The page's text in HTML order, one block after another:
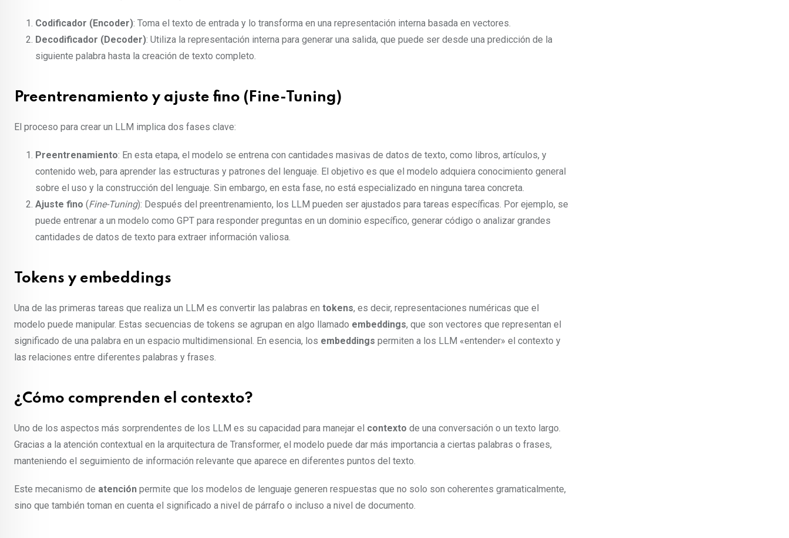
Codificador (Encoder): Toma el texto de entrada y lo transforma en una representación interna basada en vectores.
Decodificador (Decoder): Utiliza la representación interna para generar una salida, que puede ser desde una predicción de la
siguiente palabra hasta la creación de texto completo.
Preentrenamiento y ajuste fino (Fine-Tuning)
El proceso para crear un LLM implica dos fases clave:
Preentrenamiento: En esta etapa, el modelo se entrena con cantidades masivas de datos de texto, como libros, artículos, y
contenido web, para aprender las estructuras y patrones del lenguaje. El objetivo es que el modelo adquiera conocimiento general
sobre el uso y la construcción del lenguaje. Sin embargo, en esta fase, no está especializado en ninguna tarea concreta.
Ajuste fino (Fine-Tuning): Después del preentrenamiento, los LLM pueden ser ajustados para tareas específicas. Por ejemplo, se
puede entrenar a un modelo como GPT para responder preguntas en un dominio específico, generar código o analizar grandes
cantidades de datos de texto para extraer información valiosa.
Tokens y embeddings
Una de las primeras tareas que realiza un LLM es convertir las palabras en tokens, es decir, representaciones numéricas que el
modelo puede manipular. Estas secuencias de tokens se agrupan en algo llamado embeddings, que son vectores que representan el
significado de una palabra en un espacio multidimensional. En esencia, los embeddings permiten a los LLM «entender» el contexto y
las relaciones entre diferentes palabras y frases.
¿Cómo comprenden el contexto?
Uno de los aspectos más sorprendentes de los LLM es su capacidad para manejar el contexto de una conversación o un texto largo.
Gracias a la atención contextual en la arquitectura de Transformer, el modelo puede dar más importancia a ciertas palabras o frases,
manteniendo el seguimiento de información relevante que aparece en diferentes puntos del texto.
Este mecanismo de atención permite que los modelos de lenguaje generen respuestas que no solo son coherentes gramaticalmente,
sino que también toman en cuenta el significado a nivel de párrafo o incluso a nivel de documento.